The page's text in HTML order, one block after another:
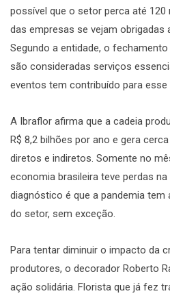
possível que o setor perca até 120
das empresas se vejam obrigadas
Segundo a entidade, o
são consideradas serviços
eventos tem contribuído para esse
A Ibraflor afirma que a cadeia
R$ 8,2 bilhões por ano e gera
diretos e indiretos. Somente no
economia brasileira teve perdas
diagnóstico é que a pandemia
do setor, sem exceção.
Para tentar diminuir o impacto da
produtores, o decorador Roberto
ação solidária. Florista que já fez